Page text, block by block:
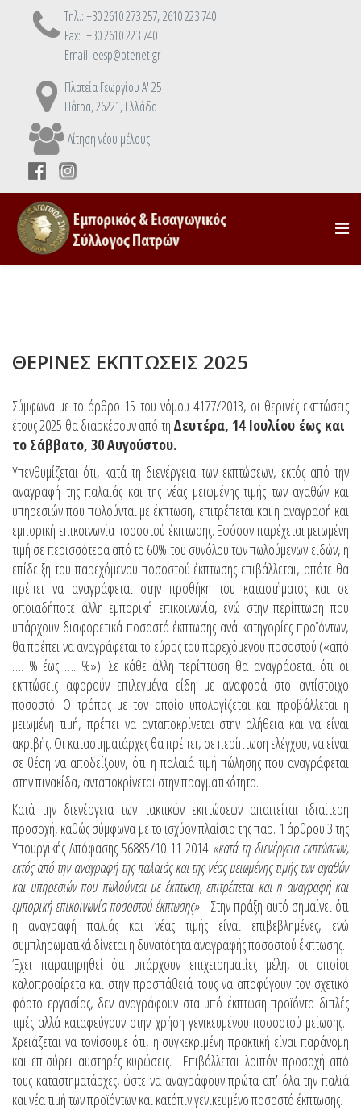
Τηλ.: +30 2610 273 257, 2610 223 740
Fax: +30 2610 223 740
Email: eesp@otenet.gr
Πλατεία Γεωργίου Α' 25
Πάτρα, 26221, Ελλάδα
Αίτηση νέου μέλους
ΘΕΡΙΝΕΣ ΕΚΠΤΩΣΕΙΣ 2025
Σύμφωνα με το άρθρο 15 του νόμου 4177/2013, οι θερινές εκπτώσεις
έτους 2025 θα διαρκέσουν από τη Δευτέρα, 14 Ιουλίου έως και
το Σάββατο, 30 Αυγούστου.
Υπενθυμίζεται ότι, κατά τη διενέργεια των εκπτώσεων, εκτός από την
αναγραφή της παλαιάς και της νέας μειωμένης τιμής των αγαθών και
υπηρεσιών που πωλούνται με έκπτωση, επιτρέπεται και η αναγραφή και
εμπορική επικοινωνία ποσοστού έκπτωσης. Εφόσον παρέχεται μειωμένη
τιμή σε περισσότερα από το 60% του συνόλου των πωλούμενων ειδών, η
επίδειξη του παρεχόμενου ποσοστού έκπτωσης επιβάλλεται, οπότε θα
πρέπει να αναγράφεται στην προθήκη του καταστήματος και σε
οποιαδήποτε άλλη εμπορική επικοινωνία, ενώ στην περίπτωση που
υπάρχουν διαφορετικά ποσοστά έκπτωσης ανά κατηγορίες προϊόντων,
θα πρέπει να αναγράφεται το εύρος του παρεχόμενου ποσοστού («από
…. % έως …. %»). Σε κάθε άλλη περίπτωση θα αναγράφεται ότι οι
εκπτώσεις αφορούν επιλεγμένα είδη με αναφορά στο αντίστοιχο
ποσοστό. Ο τρόπος με τον οποίο υπολογίζεται και προβάλλεται η
μειωμένη τιμή, πρέπει να ανταποκρίνεται στην αλήθεια και να είναι
ακριβής. Οι καταστηματάρχες θα πρέπει, σε περίπτωση ελέγχου, να είναι
σε θέση να αποδείξουν, ότι η παλαιά τιμή πώλησης που αναγράφεται
στην πινακίδα, ανταποκρίνεται στην πραγματικότητα.
Κατά την διενέργεια των τακτικών εκπτώσεων απαιτείται ιδιαίτερη
προσοχή, καθώς σύμφωνα με το ισχύον πλαίσιο της παρ. 1 άρθρου 3 της
Υπουργικής Απόφασης 56885/10-11-2014 «κατά τη διενέργεια εκπτώσεων,
εκτός από την αναγραφή της παλαιάς και της νέας μειωμένης τιμής των αγαθών
και υπηρεσιών που πωλούνται με έκπτωση, επιτρέπεται και η αναγραφή και
εμπορική επικοινωνία ποσοστού έκπτωσης». Στην πράξη αυτό σημαίνει ότι
η αναγραφή παλιάς και νέας τιμής είναι επιβεβλημένες, ενώ
συμπληρωματικά δίνεται η δυνατότητα αναγραφής ποσοστού έκπτωσης.
Έχει παρατηρηθεί ότι υπάρχουν επιχειρηματίες μέλη, οι οποίοι
καλοπροαίρετα και στην προσπάθειά τους να αποφύγουν τον σχετικό
φόρτο εργασίας, δεν αναγράφουν στα υπό έκπτωση προϊόντα διπλές
τιμές αλλά καταφεύγουν στην χρήση γενικευμένου ποσοστού μείωσης.
Χρειάζεται να τονίσουμε ότι, η συγκεκριμένη πρακτική είναι παράνομη
και επισύρει αυστηρές κυρώσεις. Επιβάλλεται λοιπόν προσοχή από
τους καταστηματάρχες, ώστε να αναγράφουν πρώτα απ’ όλα την παλιά
και νέα τιμή των προϊόντων και κατόπιν γενικευμένο ποσοστό έκπτωσης.